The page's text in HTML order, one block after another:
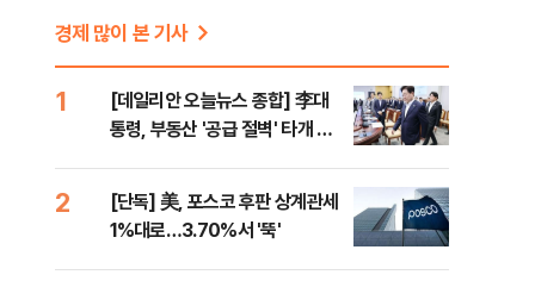
경제 많이 본 기사
1
[데일리안 오늘뉴스 종합] 李대
통령, 부동산 '공급 절벽' 타개 총
위해 李 견제 사활 등
2
[단독] 美, 포스코 후판 상계관세
1%대로…3.70%서 '뚝'